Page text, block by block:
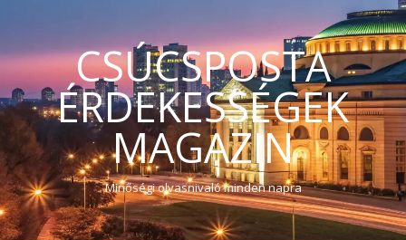
CSÚCSPOSTA
ÉRDEKESSÉGEK
MAGAZIN
Minőségi olvasnivaló minden napra